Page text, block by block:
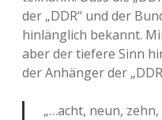
der „DDR“ und der
hinlänglich bekannt.
aber der tiefere Sinn
der Anhänger der
„…acht, neun, zehn,